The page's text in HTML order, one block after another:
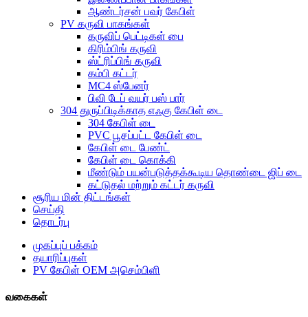
ஆண்டர்சன் பவர் கேபிள்
PV கருவி பாகங்கள்
கருவிப் பெட்டிகள் பை
கிரிம்பிங் கருவி
ஸ்ட்ரிப்பிங் கருவி
கம்பி கட்டர்
MC4 ஸ்பேனர்
பிவி டேப் வயர் பஸ் பார்
304 துருப்பிடிக்காத எஃகு கேபிள் டை
304 கேபிள் டை
PVC பூசப்பட்ட கேபிள் டை
கேபிள் டை பேண்ட்
கேபிள் டை கொக்கி
மீண்டும் பயன்படுத்தக்கூடிய தொண்டை ஜிப் டை
கட்டுதல் மற்றும் கட்டர் கருவி
சூரிய மின் திட்டங்கள்
செய்தி
தொடர்பு
முகப்புப் பக்கம்
தயாரிப்புகள்
PV கேபிள் OEM அசெம்பிளி
வகைகள்